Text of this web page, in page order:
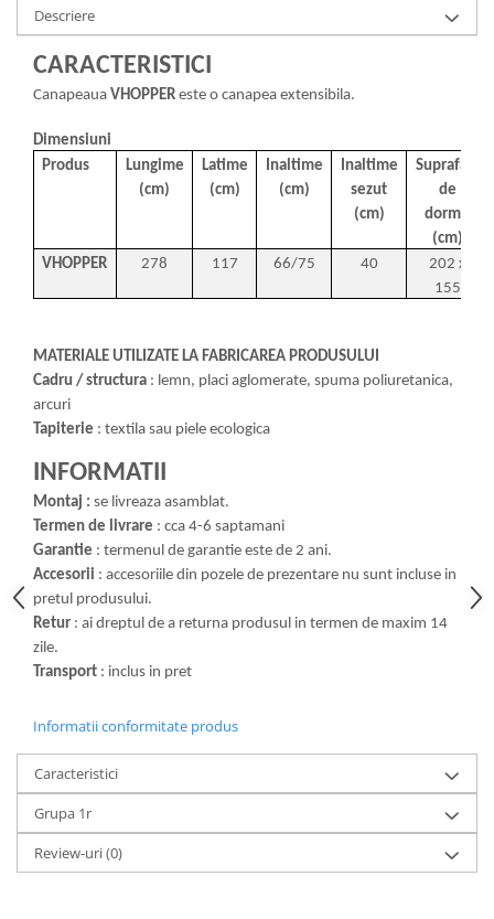
Descriere
CARACTERISTICI
Canapeaua VHOPPER este o canapea extensibila.
Dimensiuni
Produs
Lungime
(cm)
Latime
(cm)
Inaltime
(cm)
Inaltime
sezut
(cm)
Suprafata
de
dormit
(cm)
VHOPPER
278 117 66/75 40
202 x
155
MATERIALE UTILIZATE LA FABRICAREA PRODUSULUI
Cadru / structura : lemn, placi aglomerate, spuma poliuretanica,
arcuri
Tapiterie : textila sau piele ecologica
INFORMATII
Montaj : se livreaza asamblat.
Termen de livrare : cca 4-6 saptamani
Garantie : termenul de garantie este de 2 ani.
Accesorii : accesoriile din pozele de prezentare nu sunt incluse in
pretul produsului.
Retur : ai dreptul de a returna produsul in termen de maxim 14
zile.
Transport : inclus in pret
Informatii conformitate produs
Caracteristici
Grupa 1r
Review-uri(0)